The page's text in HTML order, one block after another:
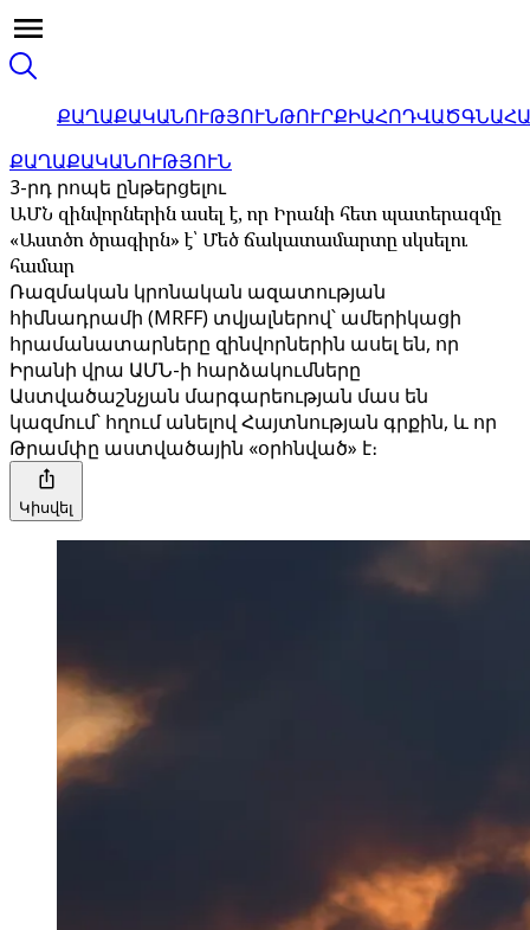
ՔԱՂԱՔԱԿԱՆՈՒԹՅՈՒՆԹՈՒՐՔԻԱՀՈԴՎԱԾ
ՔԱՂԱՔԱԿԱՆՈՒԹՅՈՒՆ
3-րդ րոպե ընթերցելու
ԱՄՆ զինվորներին ասել է, որ Իրանի հետ պատերազմը
«Աստծո ծրագիրն» է՝ Մեծ ճակատամարտը սկսելու
համար
Ռազմական կրոնական ազատության
հիմնադրամի (MRFF) տվյալներով՝ ամերիկացի
հրամանատարները զինվորներին ասել են, որ
Իրանի վրա ԱՄՆ-ի հարձակումները
Աստվածաշնչյան մարգարեության մաս են
կազմում՝ հղում անելով Հայտնության գրքին, և որ
Թրամփը աստվածային «օրհնված» է։
Կիսվել